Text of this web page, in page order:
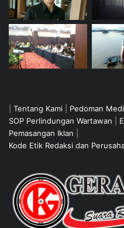
Tentang Kami Pedoman
SOP Perlindungan Wartawan
Pemasangan Iklan
Kode Etik Redaksi dan